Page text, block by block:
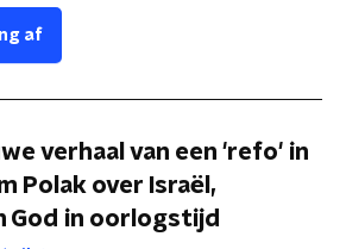
af
verhaal van een 'refo' in
Polak over Israël,
God in oorlogstijd